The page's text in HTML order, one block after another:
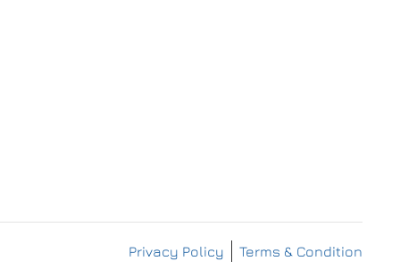
Privacy Policy Terms & Condition